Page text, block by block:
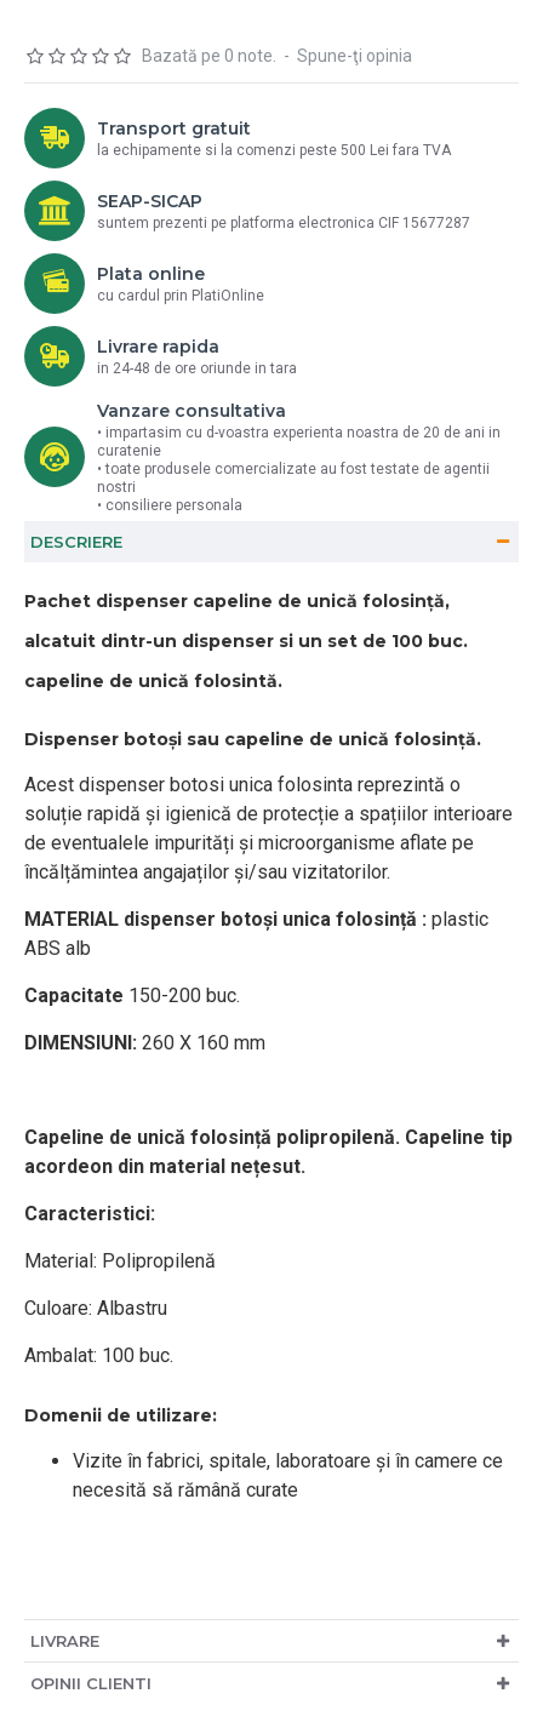
Bazată pe 0 note. - Spune-ţi opinia
Transport gratuit
la echipamente si la comenzi peste 500 Lei fara TVA
SEAP-SICAP
suntem prezenti pe platforma electronica CIF 15677287
Plata online
cu cardul prin PlatiOnline
Livrare rapida
in 24-48 de ore oriunde in tara
Vanzare consultativa
• impartasim cu d-voastra experienta noastra de 20 de ani in
curatenie
• toate produsele comercializate au fost testate de agentii
nostri
• consiliere personala
DESCRIERE
Pachet dispenser capeline de unică folosință,
alcatuit dintr-un dispenser si un set de 100 buc.
capeline de unică folosintă.
Dispenser botoși sau capeline de unică folosință.
Acest dispenser botosi unica folosinta reprezintă o
soluție rapidă și igienică de protecție a spațiilor interioare
de eventualele impurități și microorganisme aflate pe
încălțămintea angajaților și/sau vizitatorilor.
MATERIAL dispenser botoși unica folosință : plastic
ABS alb
Capacitate 150-200 buc.
DIMENSIUNI: 260 X 160 mm
Capeline de unică folosință polipropilenă. Capeline tip
acordeon din material nețesut.
Caracteristici:
Material: Polipropilenă
Culoare: Albastru
Ambalat: 100 buc.
Domenii de utilizare:
Vizite în fabrici, spitale, laboratoare și în camere ce
necesită să rămână curate
LIVRARE
OPINII CLIENTI